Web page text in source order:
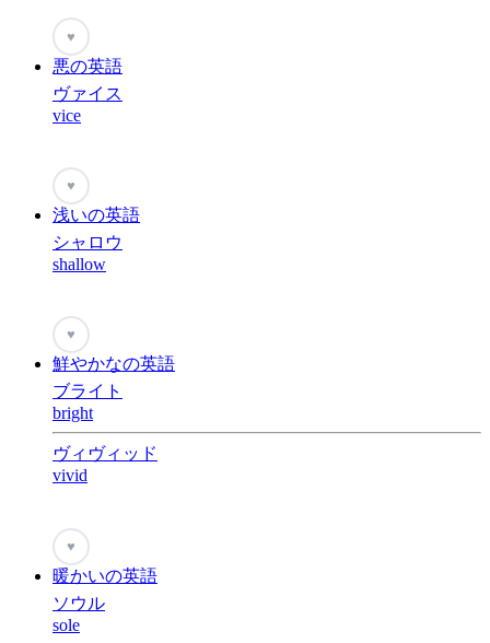
♥
悪の英語
ヴァイス
vice
♥
浅いの英語
シャロウ
shallow
♥
鮮やかなの英語
ブライト
bright
ヴィヴィッド
vivid
♥
暖かいの英語
ソウル
sole